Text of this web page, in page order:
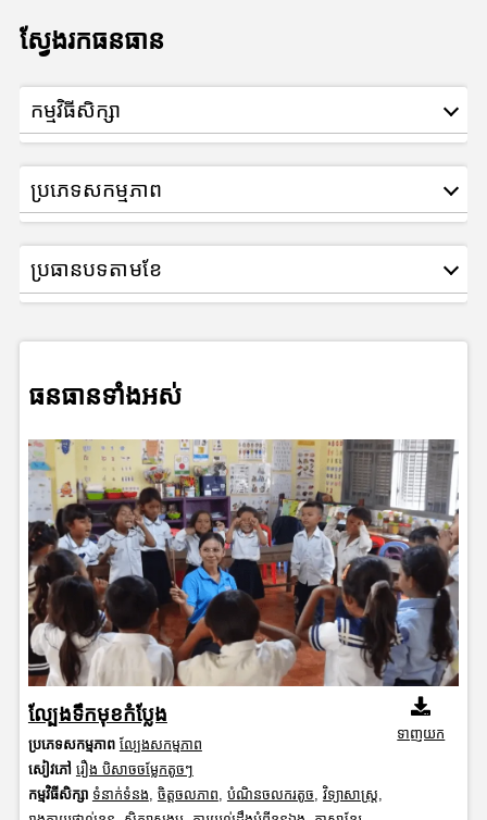
ស្វែងរកធនធាន
កម្មវិធីសិក្សា
ប្រភេទសកម្មភាព
ប្រធានបទតាមខែ
ធនធានទាំងអស់
ល្បែងទឹកមុខកំប្លែង
ប្រភេទសកម្មភាព ល្បែងសកម្មភាព
សៀវភៅ រឿង បិសាចចម្លែកតូចៗ
កម្មវិធីសិក្សា ទំនាក់ទំនង ចិត្តចលភាព បំណិនចលករតូច វិទ្យាសាស្រ្ត
ទាញយក